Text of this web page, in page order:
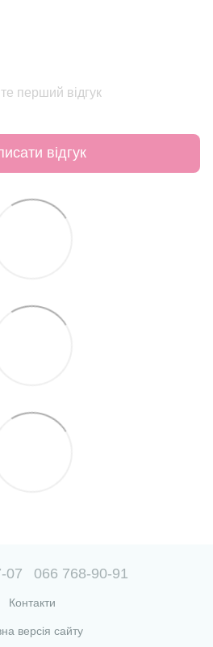
перший відгук
відгук
07 066 768-90-91
Контакти
версія сайту